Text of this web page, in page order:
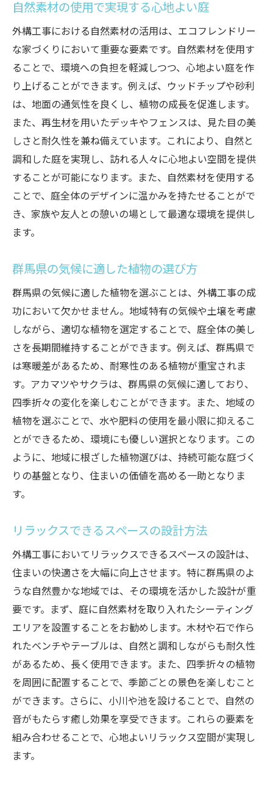
自然と共に暮らすライフスタイルの提案
植物の配置で変わる庭の印象
緑化外構工事が生むコミュニティの場
メンテナンスが楽な庭づくりのポイント
自然環境に配慮した庭の設計方法
群馬県の豊かな自然を活かした外構工事の実例
紹介
成功事例から学ぶ外構工事のポイント
群馬特有の風景を再現した庭づくり
地域の材料を使った独自のデザイン
植物選びで地域性を反映する
歴史ある風景を取り入れた新しいデザイン
環境に優しい庭づくりの基本
再利用可能な材料での施工法
植物による空気清浄とその効果
エネルギー消費を抑える照明の工夫
水資源を大切にするための設計
自然との共生を実現する考え方
四季折々の植物を用いた外構デザインの魅力
春の訪れを告げる花の選び方
冬の静けさを楽しむデザインアイデア
季節ごとの手入れが楽な庭の提案
四季を活かした庭の美的価値
自然素材を活用した外構工事がもたらす環境へ
の配慮
自然素材を使った庭づくりのメリット
環境負荷を減らす施工法
持続可能な素材の選び方
自然素材の耐久性とその管理方法
環境に配慮した施工事例紹介
自然を感じる庭のデザイン
自然素材の使用で実現する心地よい庭
外構工事における自然素材の活用は、エコフレンドリー
な家づくりにおいて重要な要素です。自然素材を使用す
ることで、環境への負担を軽減しつつ、心地よい庭を作
り上げることができます。例えば、ウッドチップや砂利
は、地面の通気性を良くし、植物の成長を促進します。
また、再生材を用いたデッキやフェンスは、見た目の美
しさと耐久性を兼ね備えています。これにより、自然と
調和した庭を実現し、訪れる人々に心地よい空間を提供
することが可能になります。また、自然素材を使用する
ことで、庭全体のデザインに温かみを持たせることがで
き、家族や友人との憩いの場として最適な環境を提供し
ます。
群馬県の気候に適した植物の選び方
群馬県の気候に適した植物を選ぶことは、外構工事の成
功において欠かせません。地域特有の気候や土壌を考慮
しながら、適切な植物を選定することで、庭全体の美し
さを長期間維持することができます。例えば、群馬県で
は寒暖差があるため、耐寒性のある植物が重宝されま
す。アカマツやサクラは、群馬県の気候に適しており、
四季折々の変化を楽しむことができます。また、地域の
植物を選ぶことで、水や肥料の使用を最小限に抑えるこ
とができるため、環境にも優しい選択となります。この
ように、地域に根ざした植物選びは、持続可能な庭づく
りの基盤となり、住まいの価値を高める一助となりま
す。
リラックスできるスペースの設計方法
外構工事においてリラックスできるスペースの設計は、
住まいの快適さを大幅に向上させます。特に群馬県のよ
うな自然豊かな地域では、その環境を活かした設計が重
要です。まず、庭に自然素材を取り入れたシーティング
エリアを設置することをお勧めします。木材や石で作ら
れたベンチやテーブルは、自然と調和しながらも耐久性
があるため、長く使用できます。また、四季折々の植物
を周囲に配置することで、季節ごとの景色を楽しむこと
ができます。さらに、小川や池を設けることで、自然の
音がもたらす癒し効果を享受できます。これらの要素を
組み合わせることで、心地よいリラックス空間が実現し
ます。